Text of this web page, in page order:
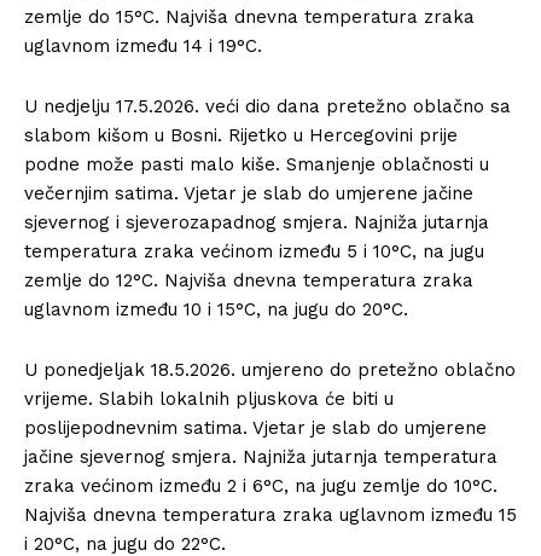
zemlje do 15°C. Najviša dnevna temperatura zraka
uglavnom između 14 i 19°C.
U nedjelju 17.5.2026. veći dio dana pretežno oblačno sa
slabom kišom u Bosni. Rijetko u Hercegovini prije
podne može pasti malo kiše. Smanjenje oblačnosti u
večernjim satima. Vjetar je slab do umjerene jačine
sjevernog i sjeverozapadnog smjera. Najniža jutarnja
temperatura zraka većinom između 5 i 10°C, na jugu
zemlje do 12°C. Najviša dnevna temperatura zraka
uglavnom između 10 i 15°C, na jugu do 20°C.
U ponedjeljak 18.5.2026. umjereno do pretežno oblačno
vrijeme. Slabih lokalnih pljuskova će biti u
poslijepodnevnim satima. Vjetar je slab do umjerene
jačine sjevernog smjera. Najniža jutarnja temperatura
zraka većinom između 2 i 6°C, na jugu zemlje do 10°C.
Najviša dnevna temperatura zraka uglavnom između 15
i 20°C, na jugu do 22°C.